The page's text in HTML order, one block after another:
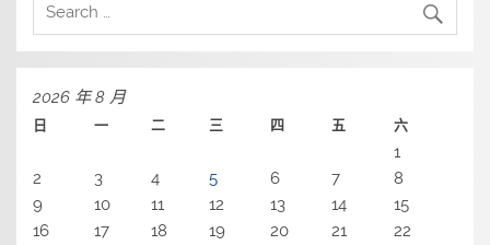
2026 年 8 月
日 一 二 三 四 五 六
1
2
3 4 5 6 7
8
9
10 11 12 13 14
15
16
17 18 19 20 21
22